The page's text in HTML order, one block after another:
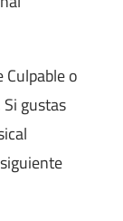
o
gustas